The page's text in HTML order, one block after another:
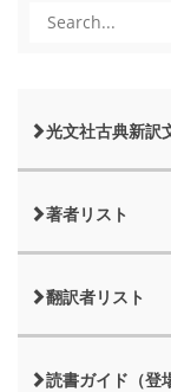
光文社古典新訳
著者リスト
翻訳者リスト
読書ガイド（登